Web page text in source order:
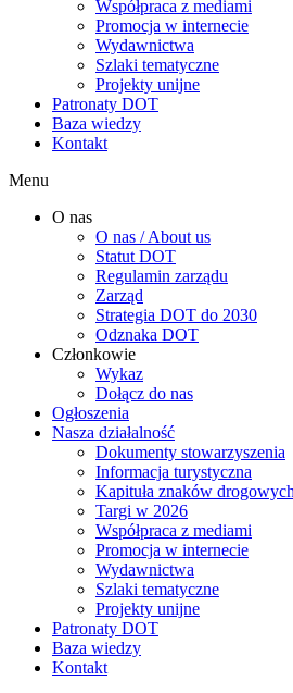
Współpraca z mediami
Promocja w internecie
Wydawnictwa
Szlaki tematyczne
Projekty unijne
Patronaty DOT
Baza wiedzy
Kontakt
Menu
O nas
O nas / About us
Statut DOT
Regulamin zarządu
Zarząd
Strategia DOT do 2030
Odznaka DOT
Członkowie
Wykaz
Dołącz do nas
Ogłoszenia
Nasza działalność
Dokumenty stowarzyszenia
Informacja turystyczna
Kapituła znaków drogowych
Targi w 2026
Współpraca z mediami
Promocja w internecie
Wydawnictwa
Szlaki tematyczne
Projekty unijne
Patronaty DOT
Baza wiedzy
Kontakt